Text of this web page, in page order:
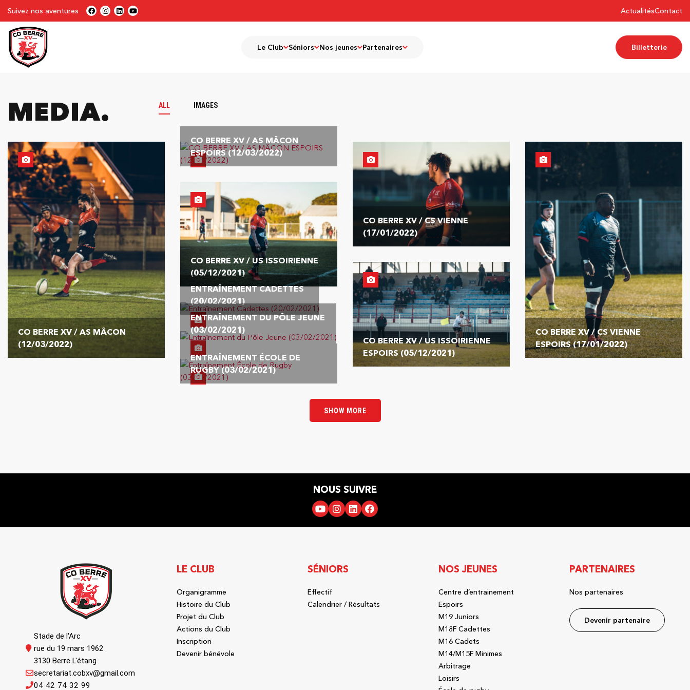
Suivez nos aventures ActualitésContact
Le Club Séniors Nos jeunes Partenaires Billetterie
MEDIA ALL IMAGES
CO BERRE XV / AS MÂCON
(12/03/2022)
CO BERRE XV / AS MÂCON
ESPOIRS (12/03/2022)
CO BERRE XV / CS VIENNE
(17/01/2022)
CO BERRE XV / CS VIENNE
ESPOIRS (17/01/2022)
CO BERRE XV / US ISSOIRIENNE
(05/12/2021)
CO BERRE XV / US ISSOIRIENNE
ESPOIRS (05/12/2021)
ENTRAÎNEMENT CADETTES
(20/02/2021)
ENTRAÎNEMENT DU PÔLE JEUNE
(03/02/2021)
ENTRAÎNEMENT ÉCOLE DE
RUGBY (03/02/2021)
SHOW MORE
NOUS SUIVRE
Stade de l'Arc
rue du 19 mars 1962
3130 Berre L'étang
04 42 74 32 99
secretariat.cobxv@gmail.com
LE CLUB
Organigramme
Histoire du Club
Projet du Club
Actions du Club
Inscription
Devenir bénévole
SÉNIORS
Effectif
Calendrier / Résultats
NOS JEUNES
Centre d’entrainement
Espoirs
M19 Juniors
M18F Cadettes
M16 Cadets
M14/M15F Minimes
Arbitrage
Loisirs
PARTENAIRES
Nos partenaires
Devenir partenaire